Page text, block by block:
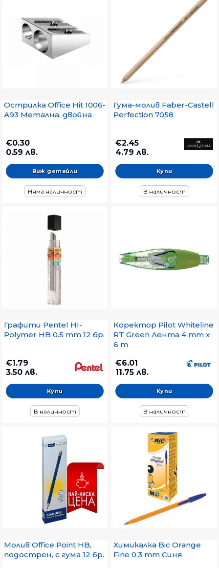
Острилка Office Hit 1006-
А93 Метална, двойна
€0.30
0.59 лв.
Виж детайли
Няма наличност
Гума-молив Faber-Castell
Perfection 7058
€2.45
4.79 лв.
В наличност
Графити Pentel HI-
Polymer HB 0.5 mm 12 бр.
€1.79
3.50 лв.
В наличност
Коректор Pilot Whiteline
RT Green Лента 4 mm x
6 m
€6.01
11.75 лв.
В наличност
Молив Office Point HB,
подострен, с гума 12 бр.
Химикалка Bic Orange
Fine 0.3 mm Синя